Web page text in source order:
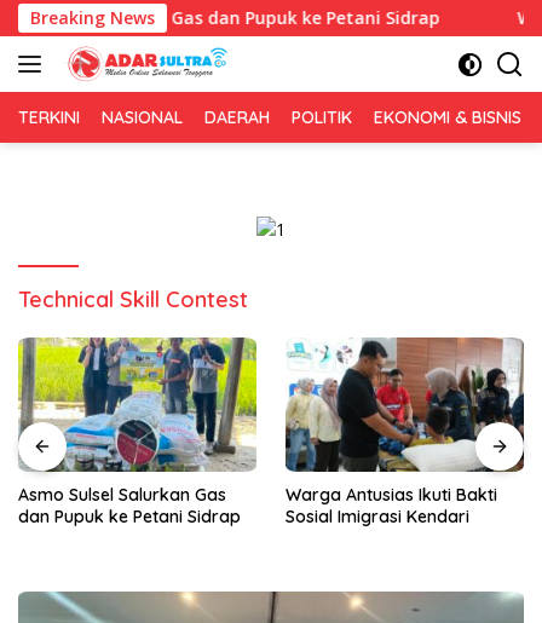
Langsung
ke
konten
Breaking News
Salurkan Gas dan Pupuk ke Petani Sidrap
TERKINI NASIONAL DAERAH POLITIK EKONOMI & BISNIS
Technical Skill Contest
Warga Antusias Ikuti Bakti
Sosial Imigrasi Kendari
AVOCE Celebes Rayakan
Anniversary 1 Tahun di